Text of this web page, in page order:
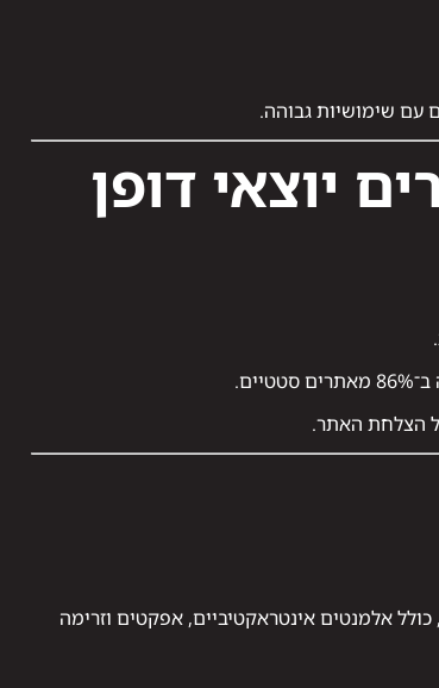
עם שימושיות גבוהה.
יוצאי דופן
הצלחת האתר.
אלמנטים אינטראקטיביים, אפקטים וזרימה